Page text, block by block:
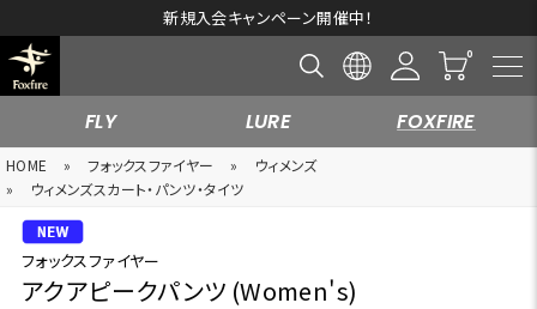
新規入会キャンペーン開催中！
FLY LURE FOXFIRE
HOME » フォックスファイヤー »
ウィメンズ
»
ウィメンズスカート・パンツ・タイツ
フォックスファイヤー
アクアピークパンツ (Women's)